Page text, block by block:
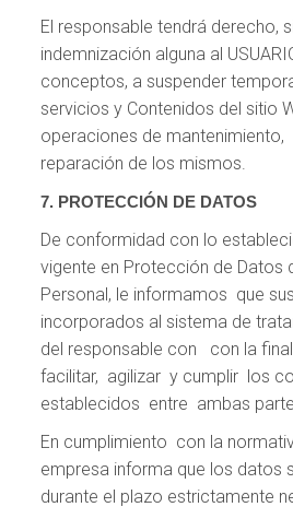
El responsable tendrá derecho,
indemnización alguna al
conceptos, a suspender
servicios y Contenidos del sitio
operaciones de
reparación de los mismos.
7. PROTECCIÓN DE DATOS
De conformidad con lo
vigente en Protección de Datos
Personal, le informamos que
incorporados al sistema de
del responsable con con la
facilitar, agilizar y cumplir los
establecidos entre ambas
En cumplimiento con la
empresa informa que los datos
durante el plazo estrictamente